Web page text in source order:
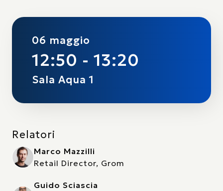
06 maggio
12:50 - 13:20
Sala Aqua 1
Relatori
Marco Mazzilli
Retail Director, Grom
Guido Sciascia